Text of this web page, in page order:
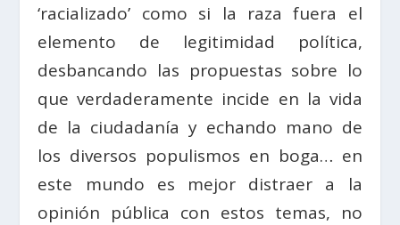
‘racializado’ como si la raza fuera el
elemento de legitimidad política,
desbancando las propuestas sobre lo
que verdaderamente incide en la vida
de la ciudadanía y echando mano de
los diversos populismos en boga… en
este mundo es mejor distraer a la
opinión pública con estos temas, no